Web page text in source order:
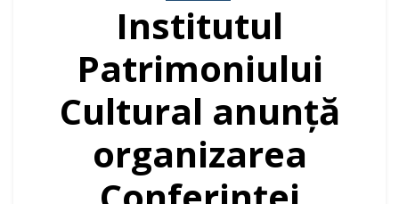
Institutul
Patrimoniului
Cultural anunță
organizarea